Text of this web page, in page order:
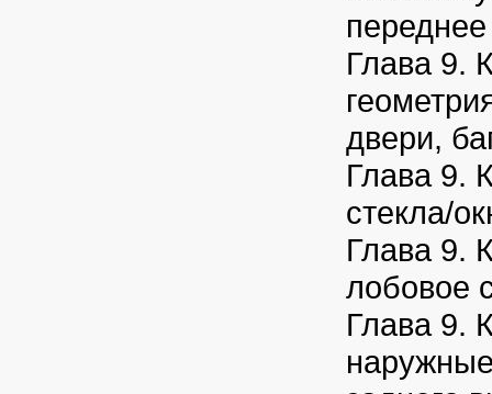
Глава 9.
двери,
Глава 9.
стекла/
Глава 9.
лобовое
Глава 9.